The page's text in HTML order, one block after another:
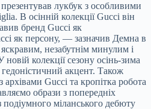
лукбук з особливими
В осінній колекції Gucci він
бренд Gucci як
як персону, — зазначив Демна в
незабутнім минулим і
колекції сезону осінь-зима
гедоністичний акцент. Також
архівами Gucci та кропітка робота
образи з попередніх
подіумного міланського дебюту